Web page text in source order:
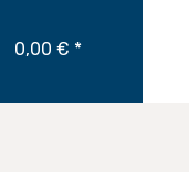
0,00 € *